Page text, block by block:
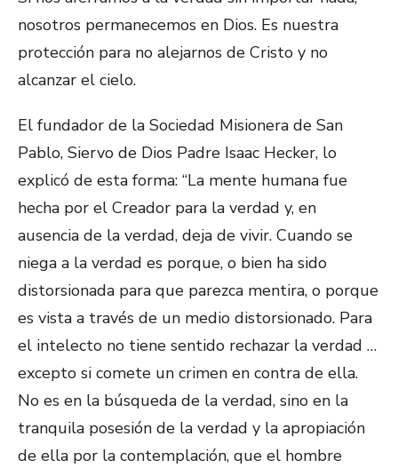
nosotros permanecemos en Dios. Es nuestra
protección para no alejarnos de Cristo y no
alcanzar el cielo.
El fundador de la Sociedad Misionera de San
Pablo, Siervo de Dios Padre Isaac Hecker, lo
explicó de esta forma: “La mente humana fue
hecha por el Creador para la verdad y, en
ausencia de la verdad, deja de vivir. Cuando se
niega a la verdad es porque, o bien ha sido
distorsionada para que parezca mentira, o porque
es vista a través de un medio distorsionado. Para
el intelecto no tiene sentido rechazar la verdad …
excepto si comete un crimen en contra de ella.
No es en la búsqueda de la verdad, sino en la
tranquila posesión de la verdad y la apropiación
de ella por la contemplación, que el hombre